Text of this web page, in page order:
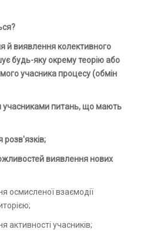
й виявленняколективного
будь-яку окрему теорію або
учасника процесу (обмін
учасникамипитань, щомають
розв'язків;
виявленнянових
взаємодії
учасників;